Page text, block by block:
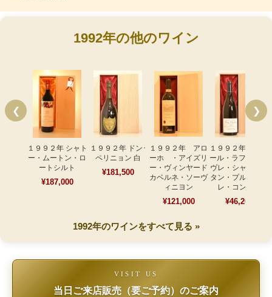
1992年の他のワイン
❮
１９９２年 シャト
ー・ムートン・ロ
ートシルト
¥187,000
１９９２年 ドン･
ペリニョン 白
¥181,500
１９９２年 アロ
ーホ ・アイズリ
ー・ヴィンヤード
カベルネ・ソーヴ
ィニヨン
¥121,000
１９９２年 ジェラ
ール・ラフェ ジュ
ヴレ・シャンベル
タン・プルミエ・
レ・コンボッ
¥46,200
❯
1992年のワインをすべて見る »
VISIT US
当日ご来店販売（要ご予約）のご案内